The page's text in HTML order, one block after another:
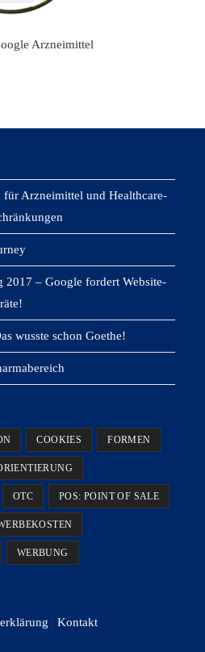
Arzneimittel
für Arzneimittel und Healthcare-
2017 – Google fordert Website-
wusste schon Goethe!
COOKIES FORMEN
OTC POS: POINT OF SALE
WERBUNG
|Kontakt